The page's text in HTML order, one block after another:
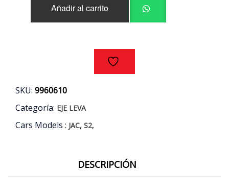
Añadir al carrito
SKU: 9960610
Categoría: EJE LEVA
Cars Models : JAC, S2,
DESCRIPCIÓN